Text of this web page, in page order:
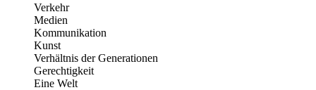
Verkehr
Medien
Kommunikation
Kunst
Verhältnis der Generationen
Gerechtigkeit
Eine Welt